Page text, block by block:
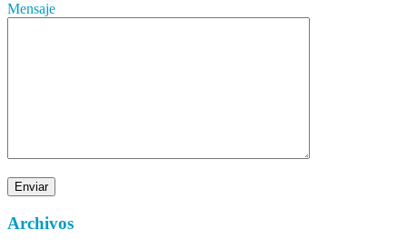
Mensaje
Archivos